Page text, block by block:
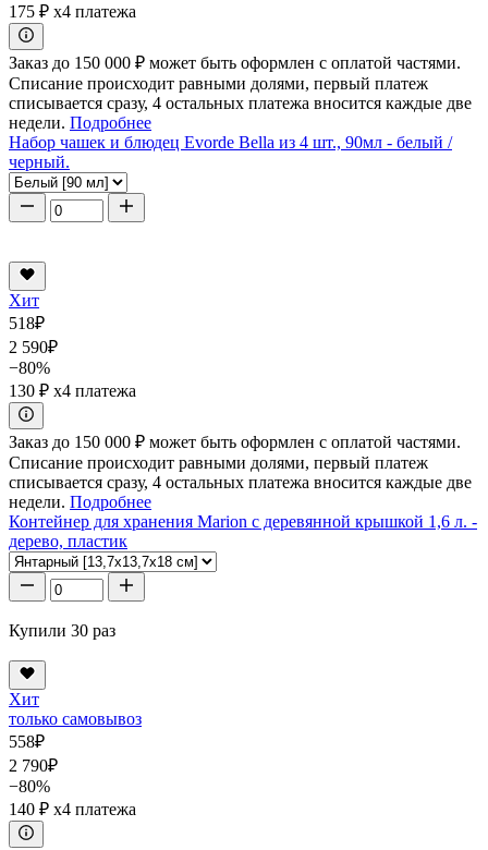
175 ₽ x4 платежа
Заказ до 150 000 ₽ может быть оформлен с оплатой частями.
Списание происходит равными долями, первый платеж
списывается сразу, 4 остальных платежа вносится каждые две
недели. Подробнее
Набор чашек и блюдец Evorde Bella из 4 шт., 90мл - белый /
черный.
Хит
518₽
2 590₽
−80%
130 ₽ x4 платежа
Заказ до 150 000 ₽ может быть оформлен с оплатой частями.
Списание происходит равными долями, первый платеж
списывается сразу, 4 остальных платежа вносится каждые две
недели. Подробнее
Контейнер для хранения Marion с деревянной крышкой 1,6 л. -
дерево, пластик
Купили 30 раз
Хит
только самовывоз
558₽
2 790₽
−80%
140 ₽ x4 платежа